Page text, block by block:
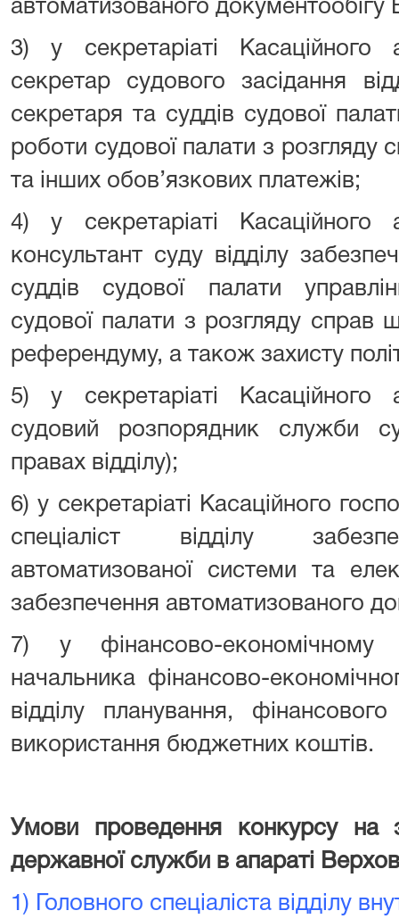
автоматизованого документообігу
3) у секретаріаті Касаційного
секретар судового засідання
секретаря та суддів судової
роботи судової палати з розгляду
та інших обов’язкових платежів;
4) у секретаріаті Касаційного
консультант суду відділу
суддів судової палати
судової палати з розгляду справ
референдуму, а також захисту
5) у секретаріаті Касаційного
судовий розпорядник служби
правах відділу);
6) у секретаріаті Касаційного
спеціаліст відділу
автоматизованої системи та
забезпечення автоматизованого
7) у фінансово-економічному
начальника фінансово-
відділу планування,
використання бюджетних коштів.
Умови проведення конкурсу на
державної служби в апараті
1)
Головного спеціаліста відділу